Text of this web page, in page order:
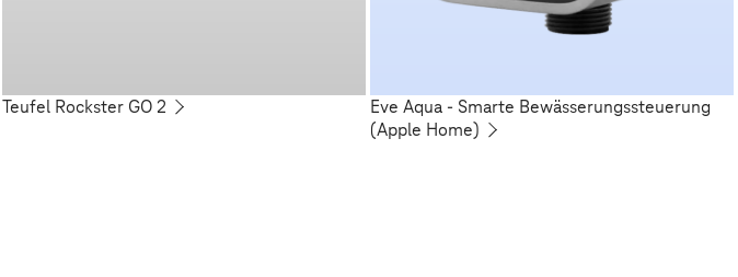
Teufel Rockster GO 2
Eve Aqua - Smarte Bewässerungssteuerung
(Apple Home)